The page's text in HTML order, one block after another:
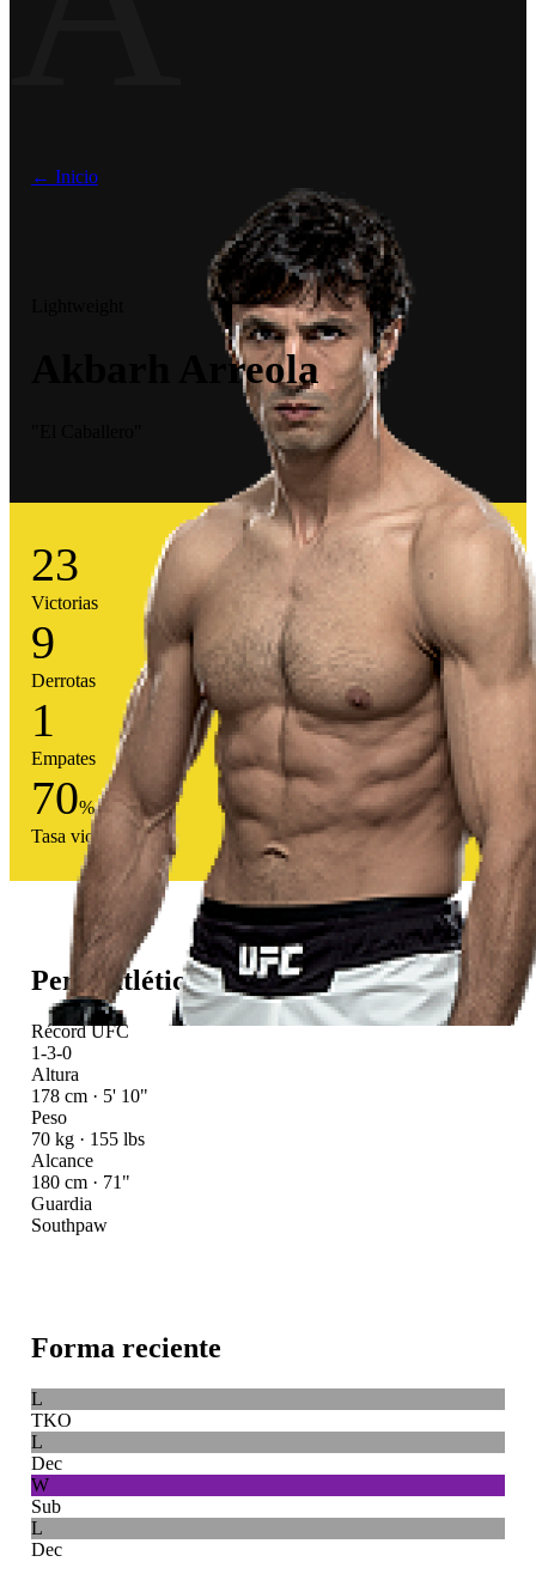
← Inicio
Akbarh Arreola
23
Victorias
9
Derrotas
1
Empates
70%
Tasa victoria
Perfil atlético
Récord UFC
1-3-0
Altura
178 cm · 5' 10"
Peso
70 kg · 155 lbs
Alcance
180 cm · 71"
Guardia
Southpaw
Forma reciente
L
TKO
L
Dec
W
Sub
L
Dec